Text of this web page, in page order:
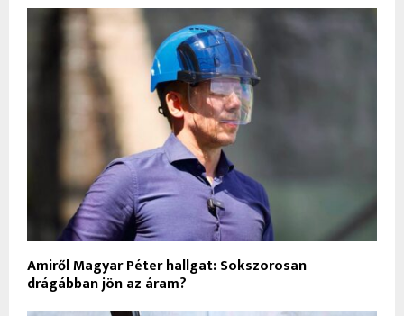
Amiről Magyar Péter hallgat: Sokszorosan
drágábban jön az áram?